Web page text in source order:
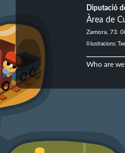
Diputació
Àrea de
Zamora, 73.
Il·lustracions:
Who are